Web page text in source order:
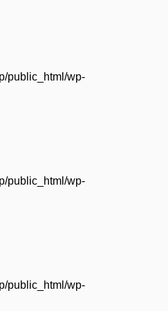
public_html/wp-
public_html/wp-
public_html/wp-